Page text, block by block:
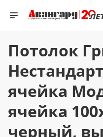
Потолок
ячейка
ячейка
черный,